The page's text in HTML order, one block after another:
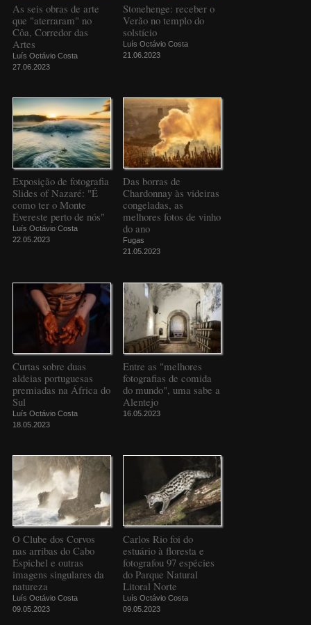
As seis obras de arte
que "aterraram" no
Côa, Corredor das
Artes
Luís Octávio Costa
27.06.2023
Stonehenge: receber o
Verão no templo do
solstício
Luís Octávio Costa
21.06.2023
Exposição de fotografia
Slides of Nazaré: "É
como ter o Monte
Evereste perto de nós"
Luís Octávio Costa
22.05.2023
Das borras de
Chardonnay às videiras
congeladas, as
melhores fotos de vinho
do ano
Fugas
21.05.2023
Curtas sobre duas
aldeias portuguesas
premiadas na África do
Sul
Luís Octávio Costa
18.05.2023
Entre as "melhores
fotografias de comida
do mundo", uma sabe a
Alentejo
16.05.2023
O Clube dos Corvos
nas arribas do Cabo
Espichel e outras
imagens singulares da
natureza
Luís Octávio Costa
09.05.2023
Carlos Rio foi do
estuário à floresta e
fotografou 97 espécies
do Parque Natural
Litoral Norte
Luís Octávio Costa
09.05.2023